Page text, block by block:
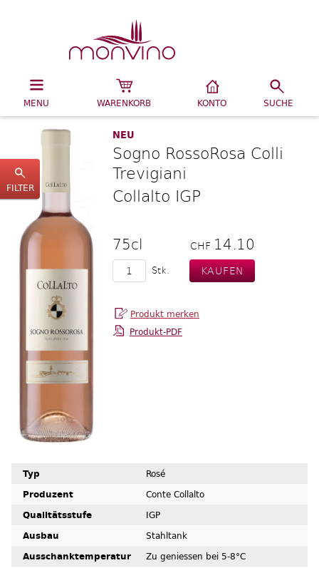
MENU WARENKORB KONTO SUCHE
FILTER
NEU
Sogno RossoRosa Colli
Trevigiani
Collalto IGP
75cl CHF 14.10
Stk.
Produkt-PDF
Typ
Rosé
Produzent
Conte Collalto
Qualitätsstufe
IGP
Ausbau
Stahltank
Ausschanktemperatur
Zu geniessen bei 5-8°C